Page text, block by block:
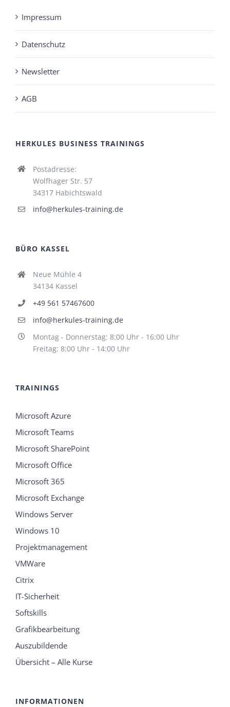
Impressum
Datenschutz
Newsletter
AGB
HERKULES BUSINESS TRAININGS
Postadresse:
Wolfhager Str. 57
34317 Habichtswald
info@herkules-training.de
BÜRO KASSEL
Neue Mühle 4
34134 Kassel
+49 561 57467600
info@herkules-training.de
Montag - Donnerstag: 8:00 Uhr - 16:00 Uhr
Freitag: 8:00 Uhr - 14:00 Uhr
TRAININGS
Microsoft Azure
Microsoft Teams
Microsoft SharePoint
Microsoft Office
Microsoft 365
Microsoft Exchange
Windows Server
Windows 10
Projektmanagement
VMWare
Citrix
IT-Sicherheit
Softskills
Grafikbearbeitung
Auszubildende
Übersicht – Alle Kurse
INFORMATIONEN